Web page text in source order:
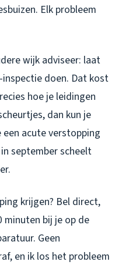
Elk probleem
wijk adviseer: laat
inspectie doen. Dat kost
hoe je leidingen
dan kun je
acute verstopping
september scheelt
krijgen? Bel direct,
minuten bij je op de
Geen
en ik los het probleem